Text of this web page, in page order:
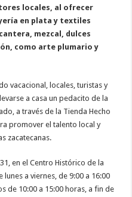
locales, al ofrecer
en plata y textiles
mezcal, dulces
como arte plumario y
vacacional, locales, turistas y
a casa un pedacito de la
a través de la Tienda Hecho
promover el talento local y
zacatecanas.
en el Centro Histórico de la
a viernes, de 9:00 a 16:00
de 10:00 a 15:00 horas, a fin de